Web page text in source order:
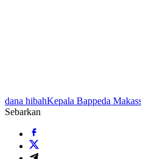
dana hibahKepala Bappeda
Sebarkan